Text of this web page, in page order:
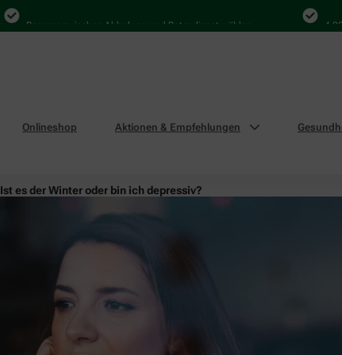
Bequem zwischen Abholung und Botendienst wählen 4.000
Onlineshop Aktionen & Empfehlungen
Ist es der Winter oder bin ich depressiv?